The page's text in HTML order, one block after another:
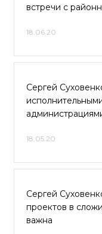
встречи с
18.06.20
Сергей
18.05.20
Сергей
проектов в
важна